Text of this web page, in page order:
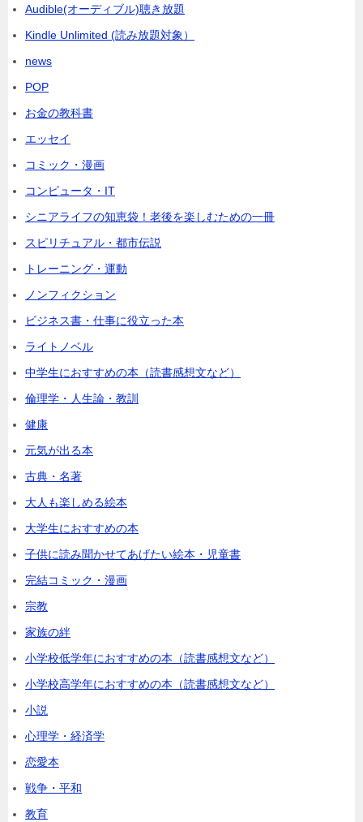
Audible(オーディブル)聴き放題
Kindle Unlimited (読み放題対象）
news
POP
お金の教科書
エッセイ
コミック・漫画
コンピュータ・IT
シニアライフの知恵袋！老後を楽しむための一冊
スピリチュアル・都市伝説
トレーニング・運動
ノンフィクション
ビジネス書・仕事に役立った本
ライトノベル
中学生におすすめの本（読書感想文など）
倫理学・人生論・教訓
健康
元気が出る本
古典・名著
大人も楽しめる絵本
大学生におすすめの本
子供に読み聞かせてあげたい絵本・児童書
完結コミック・漫画
宗教
家族の絆
小学校低学年におすすめの本（読書感想文など）
小学校高学年におすすめの本（読書感想文など）
小説
心理学・経済学
恋愛本
戦争・平和
教育